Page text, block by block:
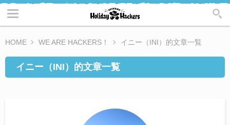
HOME WE ARE HACKERS！ イニー（INI）的文章一覧
イニー（INI）的文章一覧